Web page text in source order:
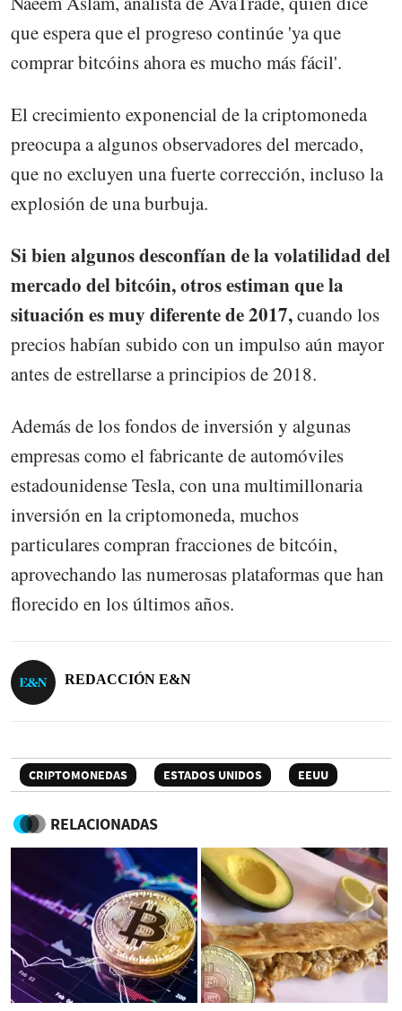
que espera que el progreso continúe 'ya que
comprar bitcóins ahora es mucho más fácil'.
El crecimiento exponencial de la criptomoneda
preocupa a algunos observadores del mercado,
que no excluyen una fuerte corrección, incluso la
explosión de una burbuja.
Si bien algunos desconfían de la volatilidad del
mercado del bitcóin, otros estiman que la
situación es muy diferente de 2017,cuando los
precios habían subido con un impulso aún mayor
antes de estrellarse a principios de 2018.
Además de los fondos de inversión y algunas
empresas como el fabricante de automóviles
estadounidense Tesla, con una multimillonaria
inversión en la criptomoneda, muchos
particulares compran fracciones de bitcóin,
aprovechando las numerosas plataformas que han
florecido en los últimos años.
REDACCIÓN E&N
CRIPTOMONEDAS ESTADOS UNIDOS EEUU
RELACIONADAS